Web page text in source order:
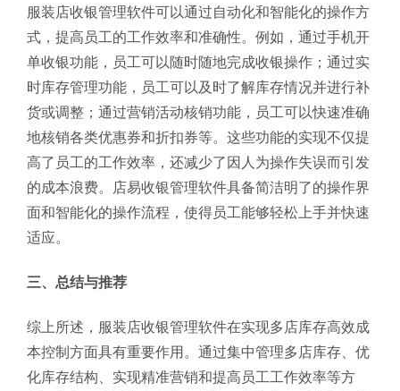
服装店收银管理软件可以通过自动化和智能化的操作方
式，提高员工的工作效率和准确性。例如，通过手机开
单收银功能，员工可以随时随地完成收银操作；通过实
时库存管理功能，员工可以及时了解库存情况并进行补
货或调整；通过营销活动核销功能，员工可以快速准确
地核销各类优惠券和折扣券等。这些功能的实现不仅提
高了员工的工作效率，还减少了因人为操作失误而引发
的成本浪费。店易收银管理软件具备简洁明了的操作界
面和智能化的操作流程，使得员工能够轻松上手并快速
适应。
三、总结与推荐
综上所述，服装店收银管理软件在实现多店库存高效成
本控制方面具有重要作用。通过集中管理多店库存、优
化库存结构、实现精准营销和提高员工工作效率等方